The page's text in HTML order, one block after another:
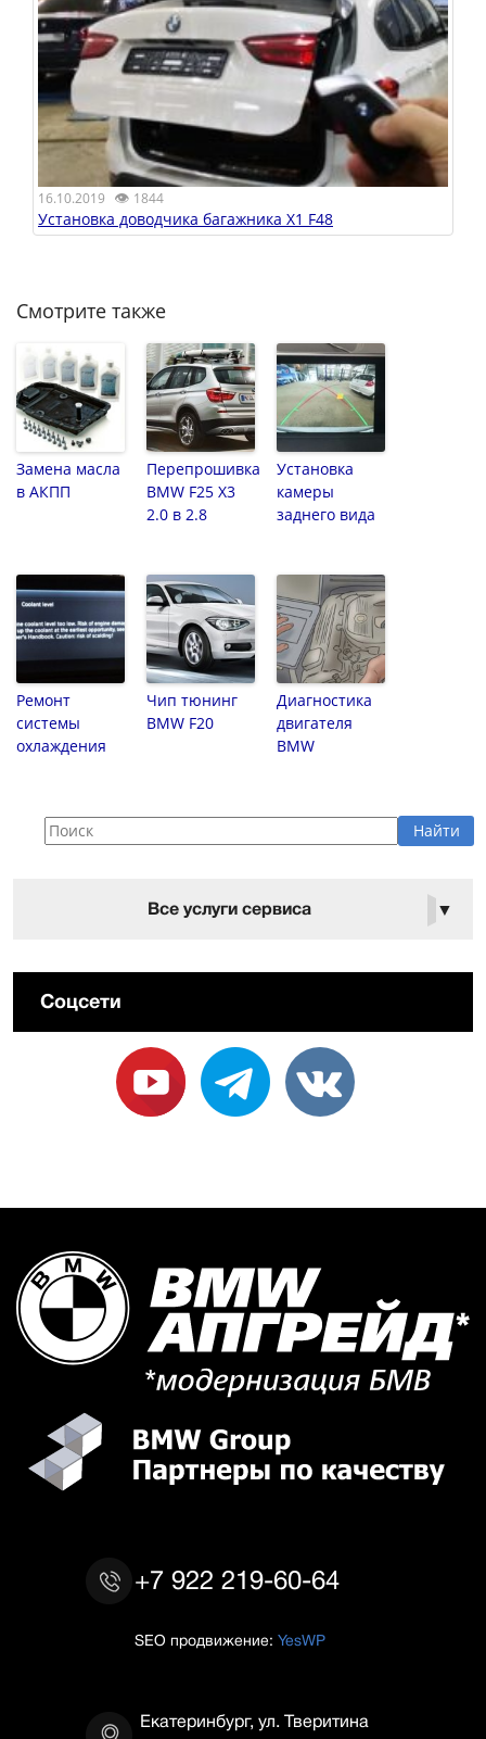
16.10.2019 👁 1844
Установка доводчика багажника X1 F48
Смотрите также
Замена масла
в АКПП
Перепрошивка
BMW F25 X3
2.0 в 2.8
Установка
камеры
заднего вида
Ремонт
системы
охлаждения
Чип тюнинг
BMW F20
Диагностика
двигателя
BMW
Все услуги сервиса ▼
Соцсети
+7 922 219-60-64
SEO продвижение: YesWP
Екатеринбург, ул. Тверитина